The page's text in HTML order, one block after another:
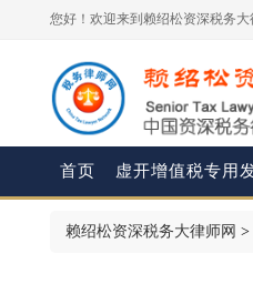
您好！欢迎来到赖绍松资深税务
首页 虚开增值税专用
赖绍松资深税务大律师网 >